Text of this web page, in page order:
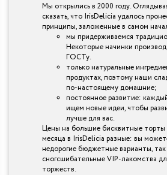
Мы открылись в 2000 году.
сказать, что IrisDelicia удалось
принципы, заложенные в самом
мы придерживаемся
Некоторые начинки
ГОСТу.
только натуральные
продуктах, поэтому наши
по-настоящему домашние;
постоянное развитие:
ищем новые идеи, чтобы
лучше для вас.
Цены на большие бисквитные торты
месяца в IrisDelicia разные: вы
недорогие бюджетные варианты,
сногсшибательные VIP-лакомства
торжеств.